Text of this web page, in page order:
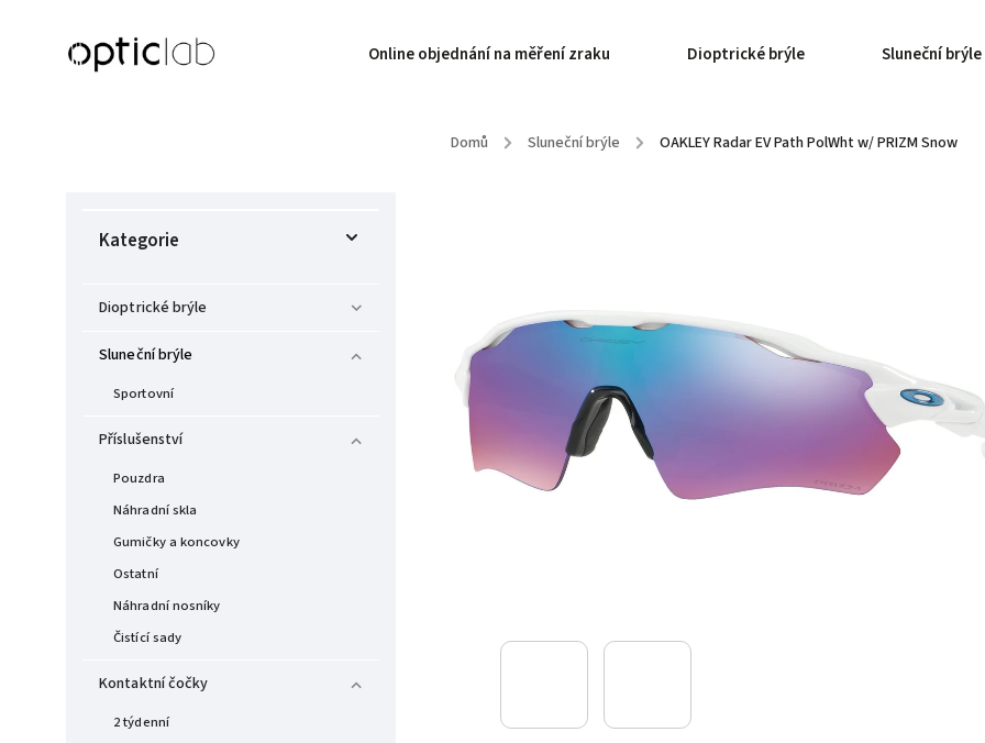
Online objednání na měření zraku Dioptrické brýle Sluneční brýle
Domů / Sluneční brýle / OAKLEY Radar EV Path PolWht w/ PRIZM Snow
Kategorie
Dioptrické brýle
Sluneční brýle
Sportovní
Příslušenství
Pouzdra
Náhradní skla
Gumičky a koncovky
Ostatní
Náhradní nosníky
Čistící sady
Kontaktní čočky
2 týdenní